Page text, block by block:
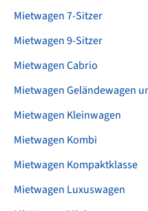
Mietwagen 7-Sitzer
Mietwagen 9-Sitzer
Mietwagen Cabrio
Mietwagen Geländewagen
Mietwagen Kleinwagen
Mietwagen Kombi
Mietwagen Kompaktklasse
Mietwagen Luxuswagen